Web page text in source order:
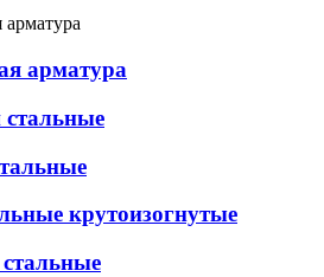
арматура
крутоизогнутые